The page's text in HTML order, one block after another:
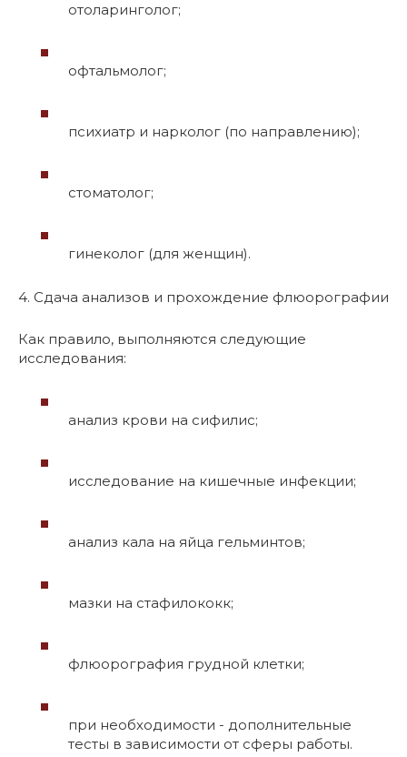
отоларинголог;
офтальмолог;
психиатр и нарколог (по направлению);
стоматолог;
гинеколог (для женщин).
4. Сдача анализов и прохождение флюорографии
Как правило, выполняются следующие
исследования:
анализ крови на сифилис;
исследование на кишечные инфекции;
анализ кала на яйца гельминтов;
мазки на стафилококк;
флюорография грудной клетки;
при необходимости - дополнительные
тесты в зависимости от сферы работы.